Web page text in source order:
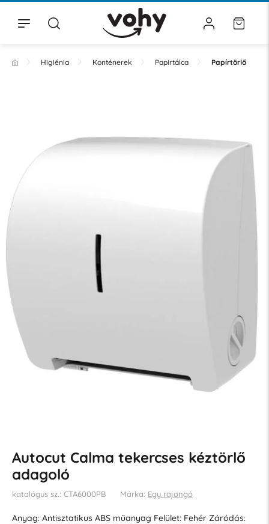
Higiénia Konténerek Papírtálca Papírtörlő
Autocut Calma tekercses kéztörlő
adagoló
katalógus sz.: CTA6000PB Márka: Egy rajongó
Anyag: Antisztatikus ABS műanyag Felület: Fehér Záródás: